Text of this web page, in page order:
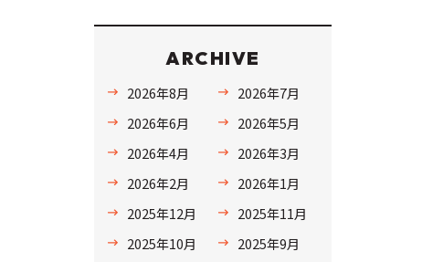
ARCHIVE
2026年8月
2026年7月
2026年6月
2026年5月
2026年4月
2026年3月
2026年2月
2026年1月
2025年12月
2025年11月
2025年10月
2025年9月